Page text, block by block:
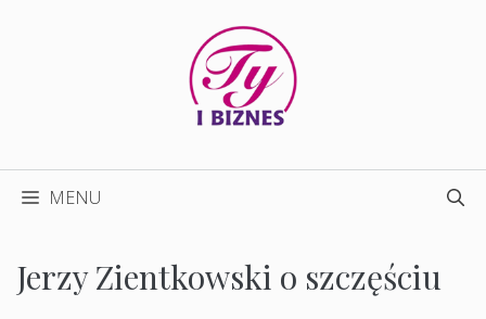
MENU
Jerzy Zientkowski o szczęściu